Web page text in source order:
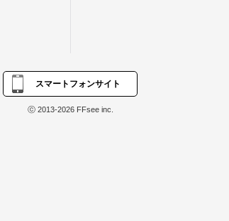
スマートフォンサイト
ⓒ 2013-2026 FFsee inc.